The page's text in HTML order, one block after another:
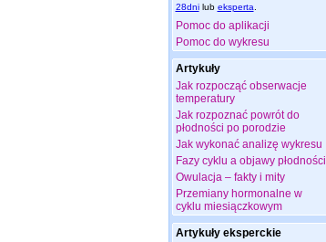
28dnilub eksperta
Pomoc do aplikacji
Pomoc do wykresu
Artykuły
Jak rozpocząć obserwacje
temperatury
Jak rozpoznać powrót do
płodności po porodzie
Jak wykonać analizę wykresu
Fazy cyklu a objawy płodności
Owulacja – fakty i mity
Przemiany hormonalne w
cyklu miesiączkowym
Artykuły eksperckie